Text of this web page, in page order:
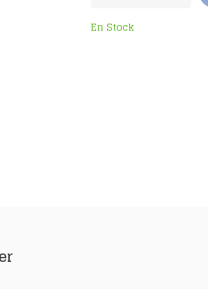
En Stock